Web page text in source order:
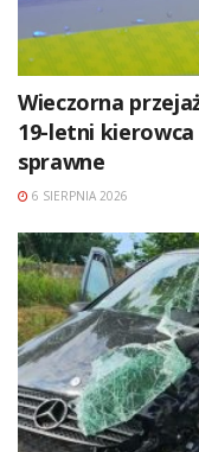
Wieczorna
19-letni kierowca
sprawne
6 SIERPNIA 2026